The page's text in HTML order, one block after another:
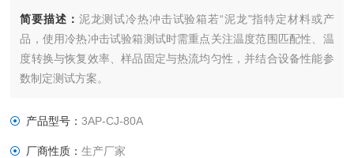
简要描述： 泥龙测试冷热冲击试验箱若“泥龙"指特定材料或产
品，使用冷热冲击试验箱测试时需重点关注温度范围匹配性、温
度转换与恢复效率、样品固定与热流均匀性，并结合设备性能参
数制定测试方案。
产品型号：3AP-CJ-80A
厂商性质：生产厂家